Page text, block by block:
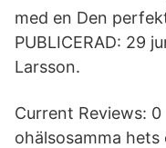
med en Den
PUBLICERAD: 29
Larsson.
Current Reviews:
ohälsosamma